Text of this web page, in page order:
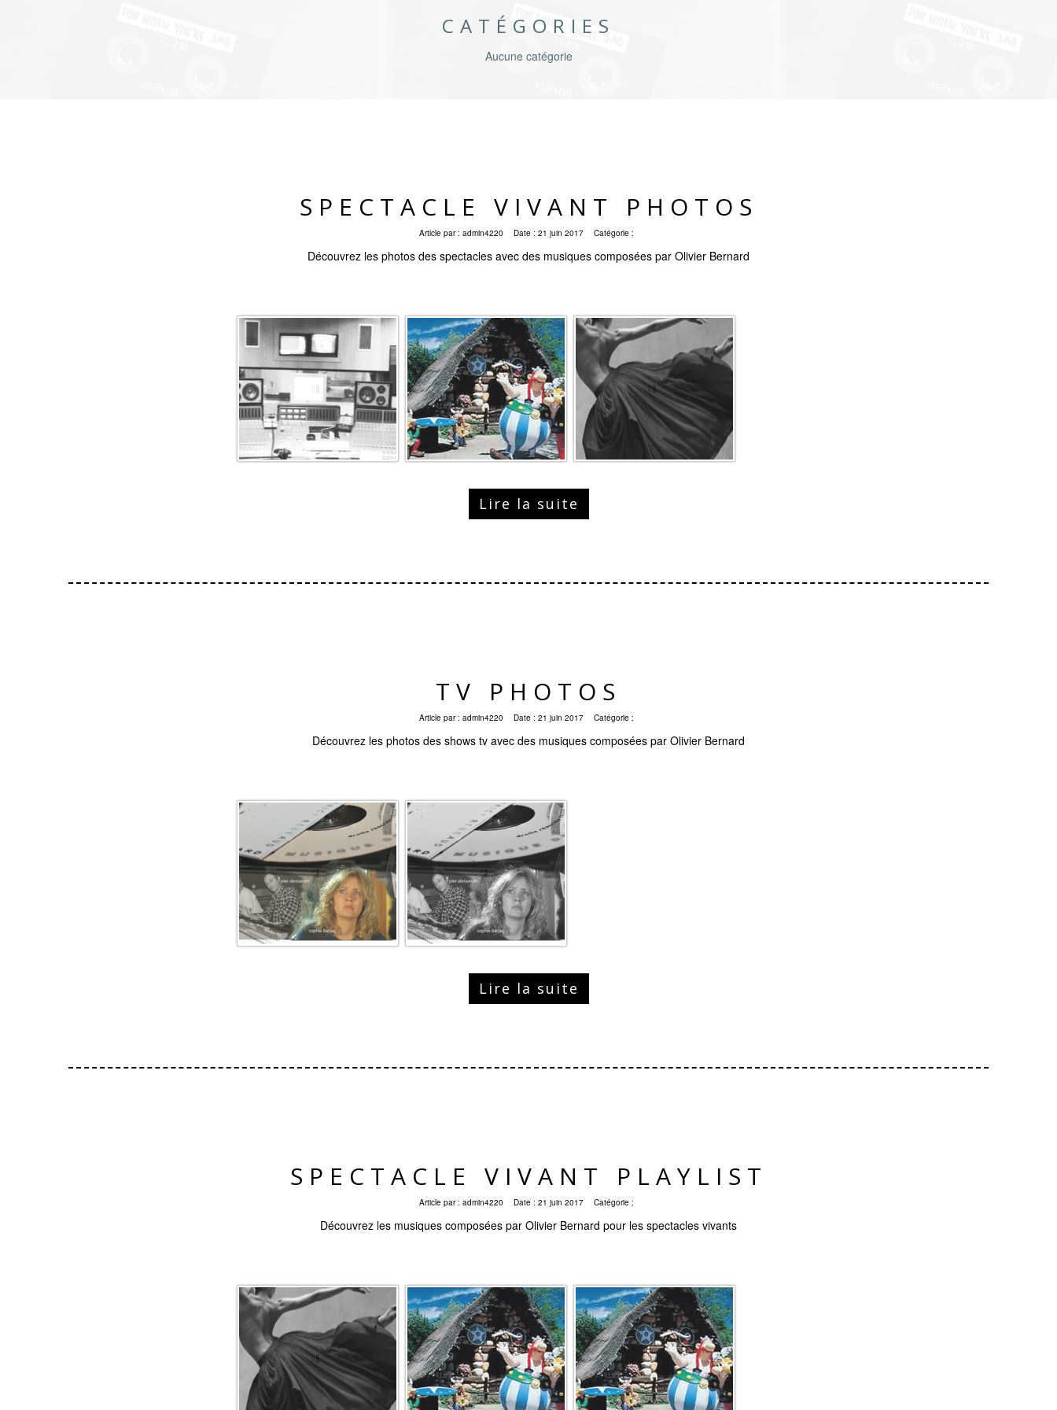
CATÉGORIES
Aucune catégorie
SPECTACLE VIVANT PHOTOS
Article par : admin4220 Date : 21 juin 2017 Catégorie :
Découvrez les photos des spectacles avec des musiques composées par Olivier Bernard
Lire la suite
TV PHOTOS
Article par : admin4220 Date : 21 juin 2017 Catégorie :
Découvrez les photos des shows tv avec des musiques composées par Olivier Bernard
Lire la suite
SPECTACLE VIVANT PLAYLIST
Article par : admin4220 Date : 21 juin 2017 Catégorie :
Découvrez les musiques composées par Olivier Bernard pour les spectacles vivants